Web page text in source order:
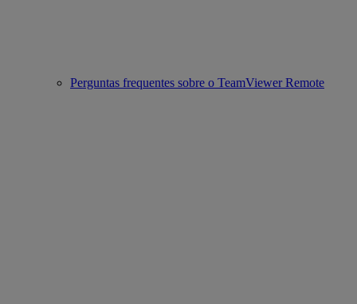
Perguntas frequentes sobre o TeamViewer Remote